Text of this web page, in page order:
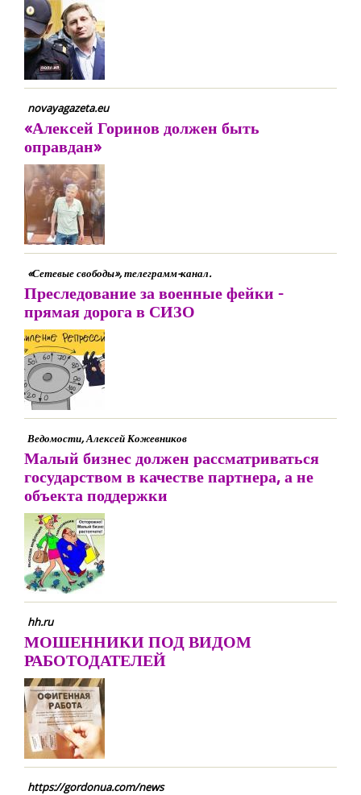
novayagazeta.eu
«Алексей Горинов должен быть
оправдан»
«Сетевые свободы», телеграмм-канал.
Преследование за военные фейки -
прямая дорога в СИЗО
Ведомости, Алексей Кожевников
Малый бизнес должен рассматриваться
государством в качестве партнера, а не
объекта поддержки
hh.ru
МОШЕННИКИ ПОД ВИДОМ
РАБОТОДАТЕЛЕЙ
https://gordonua.com/news